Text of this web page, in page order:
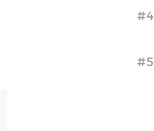
#4
#5